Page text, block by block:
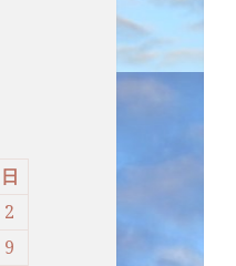
日
2
9